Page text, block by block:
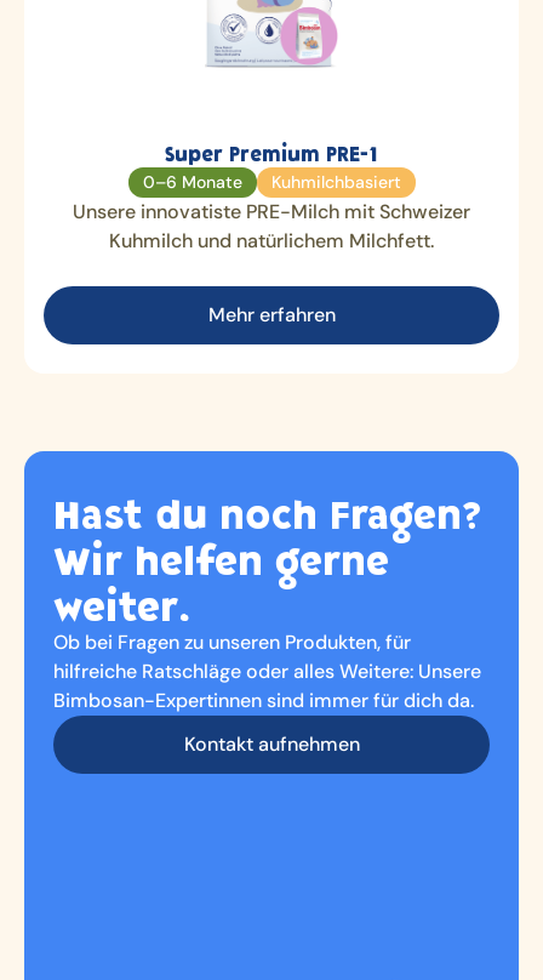
Super Premium PRE-1
0–6 Monate Kuhmilchbasiert
Unsere innovatiste PRE-Milch mit Schweizer
Kuhmilch und natürlichem Milchfett.
Mehr erfahren
Hast du noch Fragen?
Wir helfen gerne
weiter.
Ob bei Fragen zu unseren Produkten, für
hilfreiche Ratschläge oder alles Weitere: Unsere
Bimbosan-Expertinnen sind immer für dich da.
Kontakt aufnehmen